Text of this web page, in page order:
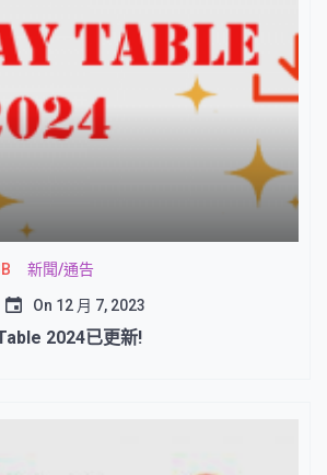
新聞/通告
On 12 月 7, 2023
2024已更新!